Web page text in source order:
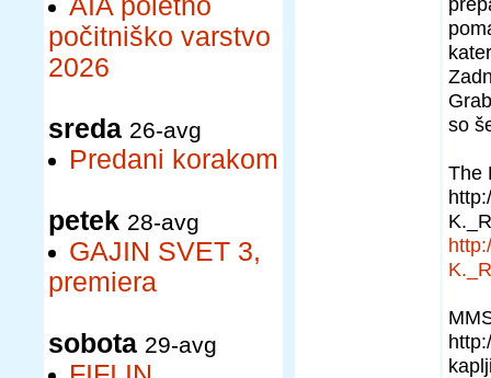
AIA poletno
počitniško varstvo
2026
sreda 26-avg
Predani korakom
petek 28-avg
GAJIN SVET 3,
premiera
sobota 29-avg
so
The